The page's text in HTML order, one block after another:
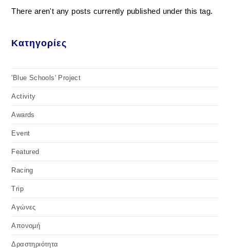
There aren't any posts currently published under this tag.
Κατηγορίες
'Blue Schools' Project
Activity
Awards
Event
Featured
Racing
Trip
Αγώνες
Απονομή
Δραστηριότητα